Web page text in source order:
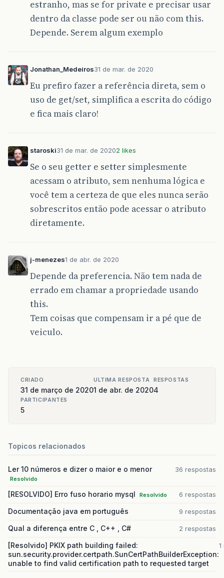
estranho, mas se for private e precisar usar
dentro da classe pode ser ou não com this.
Depende. Serem algum exemplo
Jonathan_Medeiros31 de mar. de 2020
Eu prefiro fazer a referência direta, sem o
uso de get/set, simplifica a escrita do código
e fica mais claro!
staroski31 de mar. de 20202 likes
Se o seu getter e setter simplesmente
acessam o atributo, sem nenhuma lógica e
você tem a certeza de que eles nunca serão
sobrescritos então pode acessar o atributo
diretamente.
j-menezes1 de abr. de 2020
Depende da preferencia. Não tem nada de
errado em chamar a propriedade usando
this.
Tem coisas que compensam ir a pé que de
veiculo.
CRIADO
31 de março de 2020
ULTIMA RESPOSTA
1 de abr. de 2020
RESPOSTAS
4
PARTICIPANTES
5
Topicos relacionados
Ler 10 números e dizer o maior e o menor
Resolvido
36 respostas
[RESOLVIDO] Erro fuso horario mysql Resolvido 6 respostas
Documentação java em português 9 respostas
Qual a diferença entre C , C++ , C# 2 respostas
[Resolvido] PKIX path building failed:
sun.security.provider.certpath.SunCertPathBuilderException:
unable to find valid certification path to requested target